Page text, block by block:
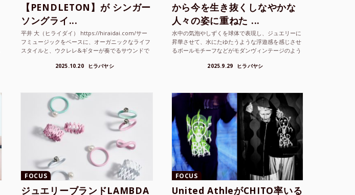
【PENDLETON】が シンガー
ソングライ...
平井 大（ヒライダイ） https://hiraidai.com/サー
フミュージックをベースに、オーガニックなライフ
スタイルと、ウクレレ&ギターが奏でるサウンドで
2025.10.20 ヒラバヤシ
から今を生き抜くしなやかな
人々の姿に重ねた ...
水中の気泡やしずくを球体で表現し、ジュエリーに
昇華させて、水にたゆたうような浮遊感を感じさせ
るボールモチーフなどがモダンヴィンテージのよう
2025.9.29 ヒラバヤシ
FOCUS
ジュエリーブランドLAMBDA
FOCUS
United AthleがCHITO率いる